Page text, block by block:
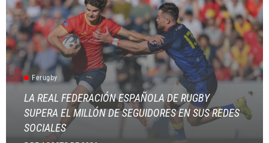
Ferugby
LA REAL FEDERACIÓN ESPAÑOLA DE RUGBY
SUPERA EL MILLÓN DE SEGUIDORES EN SUS REDES
SOCIALES